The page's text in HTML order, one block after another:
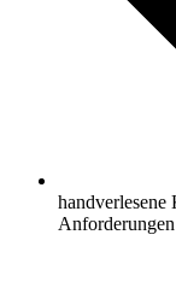
handverlesene
Anforderungen